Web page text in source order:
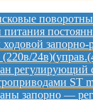
регулирующий
ST
запорно —